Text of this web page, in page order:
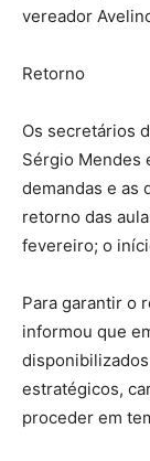
vereador
Retorno
Os secretários
Sérgio Mendes
demandas e as
retorno das
fevereiro; o
Para garantir o
informou que
estratégicos,
proceder em